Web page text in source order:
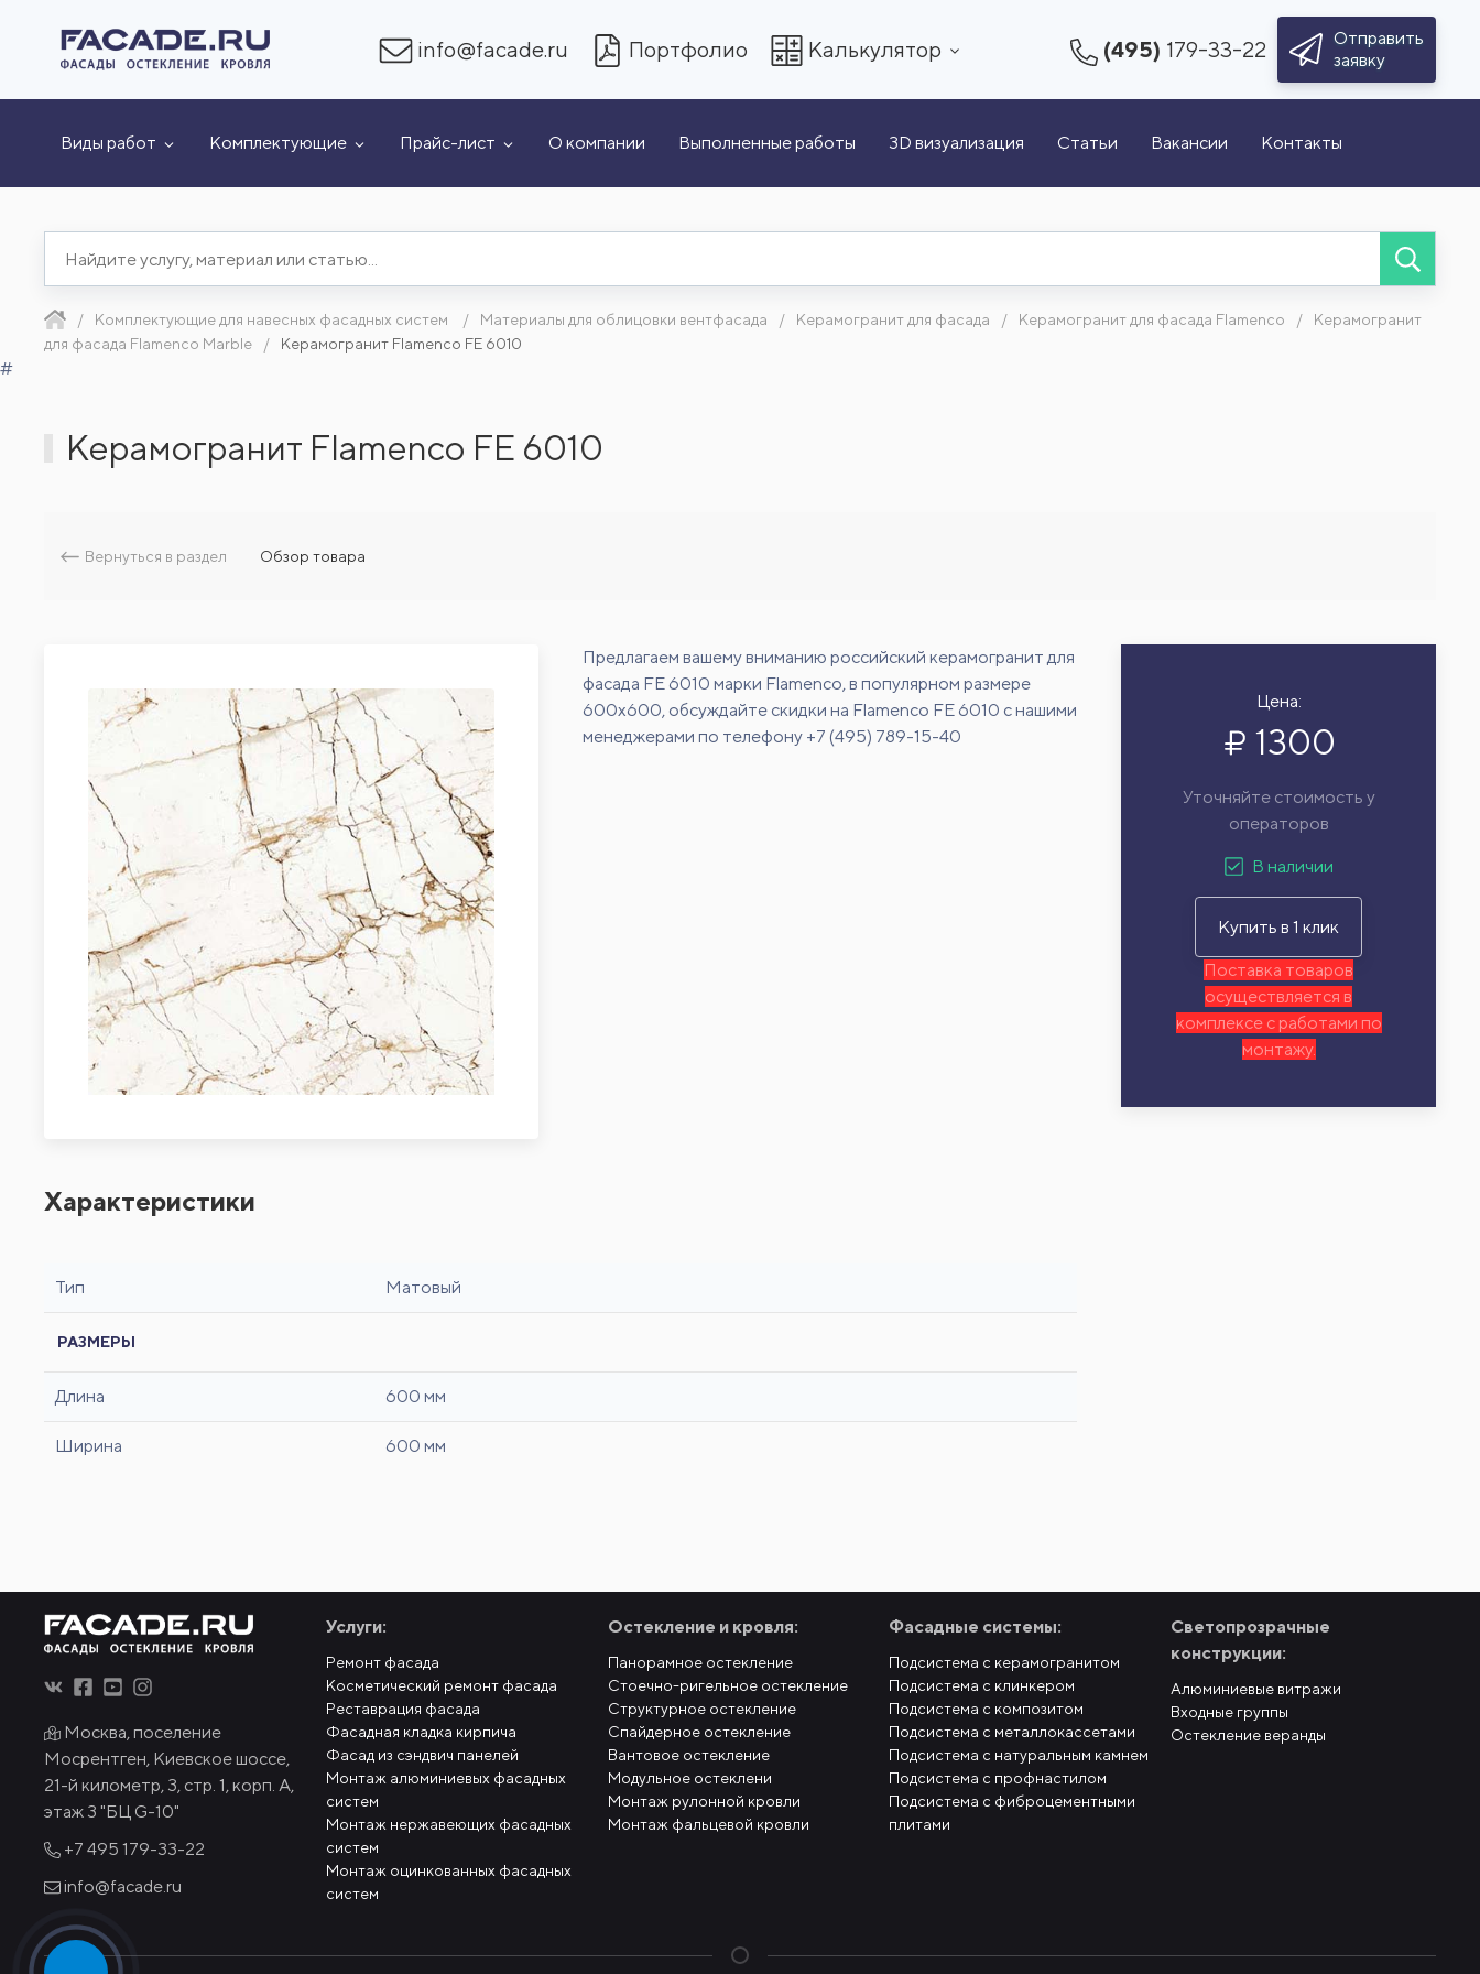
info@facade.ru Портфолио Калькулятор (495) 179-33-22
Отправить
заявку
Виды работ Комплектующие Прайс-лист О компании Выполненные работы 3D визуализация Статьи Вакансии Контакты
Комплектующие для навесных фасадных систем Материалы для облицовки вентфасада Керамогранит для фасада Керамогранит для фасада Flamenco
Керамогранит
для фасада Flamenco Marble
Керамогранит Flamenco FE 6010
#
Керамогранит Flamenco FE 6010
Вернуться в раздел Обзор товара
Предлагаем вашему вниманию российский керамогранит для
фасада FE 6010 марки Flamenco, в популярном размере
600х600, обсуждайте скидки на Flamenco FE 6010 с нашими
менеджерами по телефону +7 (495) 789-15-40
Характеристики
Тип Матовый
РАЗМЕРЫ
Длина 600 мм
Ширина 600 мм
Цена:
1300
Уточняйте стоимость у
операторов
В наличии
Купить в 1 клик
Поставка товаров
осуществляется в
комплексе с работами по
монтажу.
Москва, поселение
Мосрентген, Киевское шоссе,
21-й километр, 3, стр. 1, корп. А,
этаж 3 "БЦ G-10"
+7 495 179-33-22
info@facade.ru
Услуги:
Ремонт фасада
Косметический ремонт фасада
Реставрация фасада
Фасадная кладка кирпича
Фасад из сэндвич панелей
Монтаж алюминиевых фасадных
систем
Монтаж нержавеющих фасадных
систем
Монтаж оцинкованных фасадных
систем
Остекление и кровля:
Панорамное остекление
Стоечно-ригельное остекление
Структурное остекление
Спайдерное остекление
Вантовое остекление
Модульное остеклени
Монтаж рулонной кровли
Монтаж фальцевой кровли
Фасадные системы:
Подсистема с керамогранитом
Подсистема с клинкером
Подсистема с композитом
Подсистема с металлокассетами
Подсистема с натуральным камнем
Подсистема с профнастилом
Подсистема с фиброцементными
плитами
Светопрозрачные
конструкции:
Алюминиевые витражи
Входные группы
Остекление веранды